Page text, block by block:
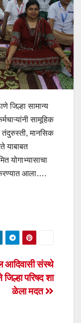
जिल्हा सामान्य
सामूहिक
तंदुरुस्ती, मानसिक
याबाबत
योगाभ्यासाचा
आला….
संस्थे
जिल्हा परिषद शा
ळेला मदत